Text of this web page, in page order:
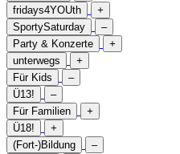
fridays4YOUth
+
SportySaturday
–
Party & Konzerte
+
unterwegs
+
Für Kids
–
Ü13!
–
Für Familien
+
Ü18!
+
(Fort-)Bildung
–